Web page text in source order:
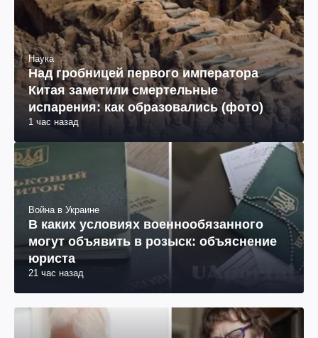
Наука
Над гробницей первого императора
Китая заметили смертельные
испарения: как образовались (фото)
1 час назад
Война в Украине
В каких условиях военнообязанного
могут объявить в розыск: объяснение
юриста
21 час назад